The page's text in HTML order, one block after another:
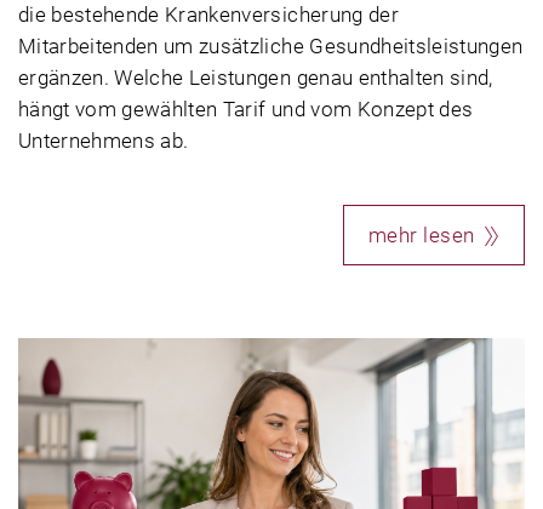
die bestehende Krankenversicherung der
Mitarbeitenden um zusätzliche Gesundheitsleistungen
ergänzen. Welche Leistungen genau enthalten sind,
hängt vom gewählten Tarif und vom Konzept des
Unternehmens ab.
mehr lesen